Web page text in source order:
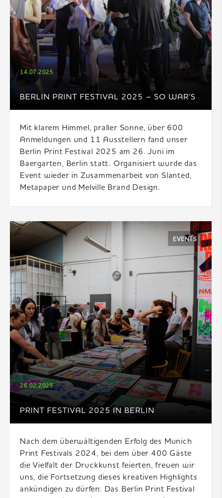
BERLIN PRINT FESTIVAL 2025 – SO WAR‘S
14.07.2025
Mit klarem Himmel, praller Sonne, über 600
Anmeldungen und 11 Ausstellern fand unser
Berlin Print Festival 2025 am 26. Juni im
Baergarten, Berlin statt. Organisiert wurde das
Event wieder in Zusammenarbeit von Slanted,
Metapaper und Melville Brand Design.
PRINT FESTIVAL 2025 IN BERLIN
26.02.2025
EVENTS
Nach dem überwältigenden Erfolg des Munich
Print Festivals 2024, bei dem über 400 Gäste
die Vielfalt der Druckkunst feierten, freuen wir
uns, die Fortsetzung dieses kreativen Highlights
ankündigen zu dürfen: Das Berlin Print Festival